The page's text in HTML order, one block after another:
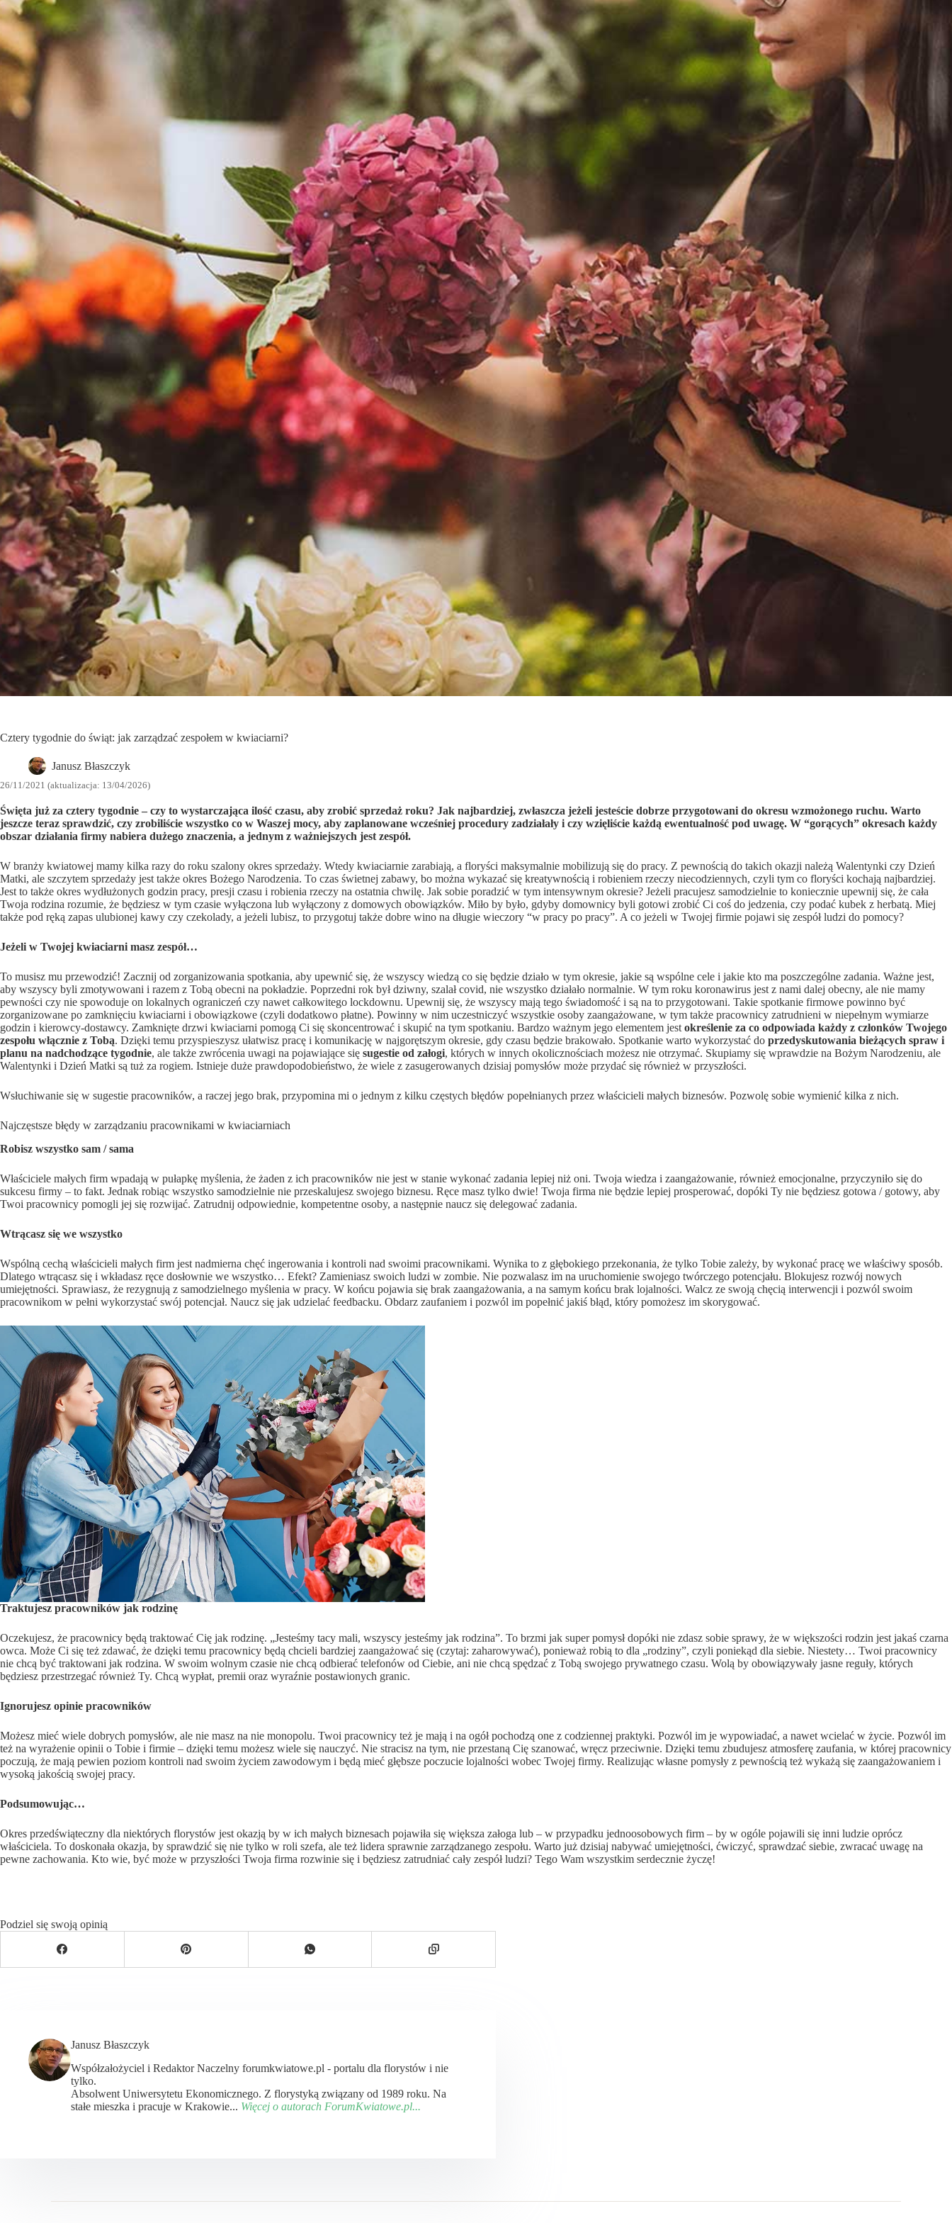
Cztery tygodnie do świąt: jak zarządzać zespołem w kwiaciarni?
Janusz Błaszczyk
26/11/2021 (aktualizacja: 13/04/2026)
Święta już za cztery tygodnie – czy to wystarczająca ilość czasu, aby zrobić sprzedaż roku? Jak najbardziej, zwłaszcza jeżeli jesteście dobrze przygotowani do okresu wzmożonego ruchu. Warto
jeszcze teraz sprawdzić, czy zrobiliście wszystko co w Waszej mocy, aby zaplanowane wcześniej procedury zadziałały i czy wzięliście każdą ewentualność pod uwagę. W “gorących” okresach każdy
obszar działania firmy nabiera dużego znaczenia, a jednym z ważniejszych jest zespół.
W branży kwiatowej mamy kilka razy do roku szalony okres sprzedaży. Wtedy kwiaciarnie zarabiają, a floryści maksymalnie mobilizują się do pracy. Z pewnością do takich okazji należą Walentynki czy Dzień
Matki, ale szczytem sprzedaży jest także okres Bożego Narodzenia. To czas świetnej zabawy, bo można wykazać się kreatywnością i robieniem rzeczy niecodziennych, czyli tym co floryści kochają najbardziej.
Jest to także okres wydłużonych godzin pracy, presji czasu i robienia rzeczy na ostatnia chwilę. Jak sobie poradzić w tym intensywnym okresie? Jeżeli pracujesz samodzielnie to koniecznie upewnij się, że cała
Twoja rodzina rozumie, że będziesz w tym czasie wyłączona lub wyłączony z domowych obowiązków. Miło by było, gdyby domownicy byli gotowi zrobić Ci coś do jedzenia, czy podać kubek z herbatą. Miej
także pod ręką zapas ulubionej kawy czy czekolady, a jeżeli lubisz, to przygotuj także dobre wino na długie wieczory “w pracy po pracy”. A co jeżeli w Twojej firmie pojawi się zespół ludzi do pomocy?
Jeżeli w Twojej kwiaciarni masz zespół…
To musisz mu przewodzić! Zacznij od zorganizowania spotkania, aby upewnić się, że wszyscy wiedzą co się będzie działo w tym okresie, jakie są wspólne cele i jakie kto ma poszczególne zadania. Ważne jest,
aby wszyscy byli zmotywowani i razem z Tobą obecni na pokładzie. Poprzedni rok był dziwny, szalał covid, nie wszystko działało normalnie. W tym roku koronawirus jest z nami dalej obecny, ale nie mamy
pewności czy nie spowoduje on lokalnych ograniczeń czy nawet całkowitego lockdownu. Upewnij się, że wszyscy mają tego świadomość i są na to przygotowani. Takie spotkanie firmowe powinno być
zorganizowane po zamknięciu kwiaciarni i obowiązkowe (czyli dodatkowo płatne). Powinny w nim uczestniczyć wszystkie osoby zaangażowane, w tym także pracownicy zatrudnieni w niepełnym wymiarze
godzin i kierowcy-dostawcy. Zamknięte drzwi kwiaciarni pomogą Ci się skoncentrować i skupić na tym spotkaniu. Bardzo ważnym jego elementem jest określenie za co odpowiada każdy z członków Twojego
zespołu włącznie z Tobą. Dzięki temu przyspieszysz ułatwisz pracę i komunikację w najgorętszym okresie, gdy czasu będzie brakowało. Spotkanie warto wykorzystać do przedyskutowania bieżących spraw i
planu na nadchodzące tygodnie, ale także zwrócenia uwagi na pojawiające się sugestie od załogi, których w innych okolicznościach możesz nie otrzymać. Skupiamy się wprawdzie na Bożym Narodzeniu, ale
Walentynki i Dzień Matki są tuż za rogiem. Istnieje duże prawdopodobieństwo, że wiele z zasugerowanych dzisiaj pomysłów może przydać się również w przyszłości.
Wsłuchiwanie się w sugestie pracowników, a raczej jego brak, przypomina mi o jednym z kilku częstych błędów popełnianych przez właścicieli małych biznesów. Pozwolę sobie wymienić kilka z nich.
Najczęstsze błędy w zarządzaniu pracownikami w kwiaciarniach
Robisz wszystko sam / sama
Właściciele małych firm wpadają w pułapkę myślenia, że ​​żaden z ich pracowników nie jest w stanie wykonać zadania lepiej niż oni. Twoja wiedza i zaangażowanie, również emocjonalne, przyczyniło się do
sukcesu firmy – to fakt. Jednak robiąc wszystko samodzielnie nie przeskalujesz swojego biznesu. Ręce masz tylko dwie! Twoja firma nie będzie lepiej prosperować, dopóki Ty nie będziesz gotowa / gotowy, aby
Twoi pracownicy pomogli jej się rozwijać. Zatrudnij odpowiednie, kompetentne osoby, a następnie naucz się delegować zadania.
Wtrącasz się we wszystko
Wspólną cechą właścicieli małych firm jest nadmierna chęć ingerowania i kontroli nad swoimi pracownikami. Wynika to z głębokiego przekonania, że tylko Tobie zależy, by wykonać pracę we właściwy sposób.
Dlatego wtrącasz się i wkładasz ręce dosłownie we wszystko… Efekt? Zamieniasz swoich ludzi w zombie. Nie pozwalasz im na uruchomienie swojego twórczego potencjału. Blokujesz rozwój nowych
umiejętności. Sprawiasz, że rezygnują z samodzielnego myślenia w pracy. W końcu pojawia się brak zaangażowania, a na samym końcu brak lojalności. Walcz ze swoją chęcią interwencji i pozwól swoim
pracownikom w pełni wykorzystać swój potencjał. Naucz się jak udzielać feedbacku. Obdarz zaufaniem i pozwól im popełnić jakiś błąd, który pomożesz im skorygować.
Traktujesz pracowników jak rodzinę
Oczekujesz, że pracownicy będą traktować Cię jak rodzinę. „Jesteśmy tacy mali, wszyscy jesteśmy jak rodzina”. To brzmi jak super pomysł dopóki nie zdasz sobie sprawy, że w większości rodzin jest jakaś czarna
owca. Może Ci się też zdawać, że dzięki temu pracownicy będą chcieli bardziej zaangażować się (czytaj: zaharowywać), ponieważ robią to dla „rodziny”, czyli poniekąd dla siebie. Niestety… Twoi pracownicy
nie chcą być traktowani jak rodzina. W swoim wolnym czasie nie chcą odbierać telefonów od Ciebie, ani nie chcą spędzać z Tobą swojego prywatnego czasu. Wolą by obowiązywały jasne reguły, których
będziesz przestrzegać również Ty. Chcą wypłat, premii oraz wyraźnie postawionych granic.
Ignorujesz opinie pracowników
Możesz mieć wiele dobrych pomysłów, ale nie masz na nie monopolu. Twoi pracownicy też je mają i na ogół pochodzą one z codziennej praktyki. Pozwól im je wypowiadać, a nawet wcielać w życie. Pozwól im
też na wyrażenie opinii o Tobie i firmie – dzięki temu możesz wiele się nauczyć. Nie stracisz na tym, nie przestaną Cię szanować, wręcz przeciwnie. Dzięki temu zbudujesz atmosferę zaufania, w której pracownicy
poczują, że mają pewien poziom kontroli nad swoim życiem zawodowym i będą mieć głębsze poczucie lojalności wobec Twojej firmy. Realizując własne pomysły z pewnością też wykażą się zaangażowaniem i
wysoką jakością swojej pracy.
Podsumowując…
Okres przedświąteczny dla niektórych florystów jest okazją by w ich małych biznesach pojawiła się większa załoga lub – w przypadku jednoosobowych firm – by w ogóle pojawili się inni ludzie oprócz
właściciela. To doskonała okazja, by sprawdzić się nie tylko w roli szefa, ale też lidera sprawnie zarządzanego zespołu. Warto już dzisiaj nabywać umiejętności, ćwiczyć, sprawdzać siebie, zwracać uwagę na
pewne zachowania. Kto wie, być może w przyszłości Twoja firma rozwinie się i będziesz zatrudniać cały zespół ludzi? Tego Wam wszystkim serdecznie życzę!
Podziel się swoją opinią
Janusz Błaszczyk
Współzałożyciel i Redaktor Naczelny forumkwiatowe.pl - portalu dla florystów i nie
tylko.
Absolwent Uniwersytetu Ekonomicznego. Z florystyką związany od 1989 roku. Na
stałe mieszka i pracuje w Krakowie... Więcej o autorach ForumKwiatowe.pl...